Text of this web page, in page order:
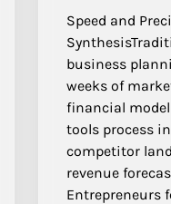
Speed and
business
weeks of
financial
tools process
competitor
revenue
Entrepreneurs